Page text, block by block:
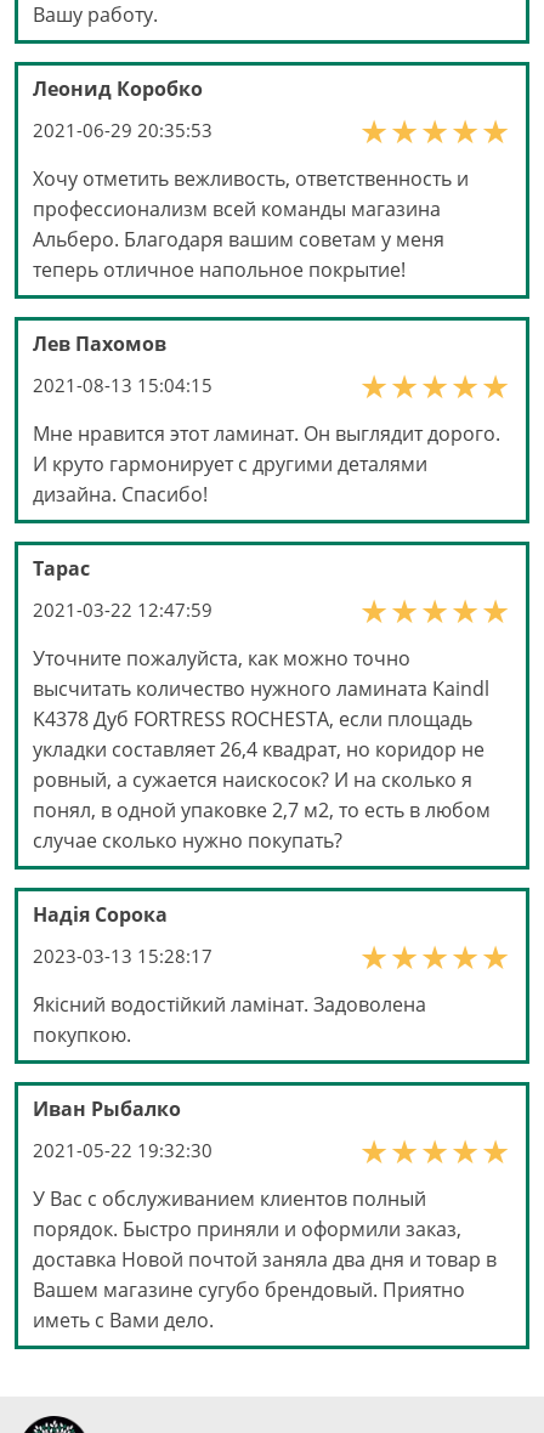
Вашу работу.
Леонид Коробко
2021-06-29 20:35:53
Хочу отметить вежливость, ответственность и
профессионализм всей команды магазина
Альберо. Благодаря вашим советам у меня
теперь отличное напольное покрытие!
Лев Пахомов
2021-08-13 15:04:15
Мне нравится этот ламинат. Он выглядит дорого.
И круто гармонирует с другими деталями
дизайна. Спасибо!
Тарас
2021-03-22 12:47:59
Уточните пожалуйста, как можно точно
высчитать количество нужного ламината Kaindl
K4378 Дуб FORTRESS ROCHESTA, если площадь
укладки составляет 26,4 квадрат, но коридор не
ровный, а сужается наискосок? И на сколько я
понял, в одной упаковке 2,7 м2, то есть в любом
случае сколько нужно покупать?
Надія Сорока
2023-03-13 15:28:17
Якісний водостійкий ламінат. Задоволена
покупкою.
Иван Рыбалко
2021-05-22 19:32:30
У Вас с обслуживанием клиентов полный
порядок. Быстро приняли и оформили заказ,
доставка Новой почтой заняла два дня и товар в
Вашем магазине сугубо брендовый. Приятно
иметь с Вами дело.